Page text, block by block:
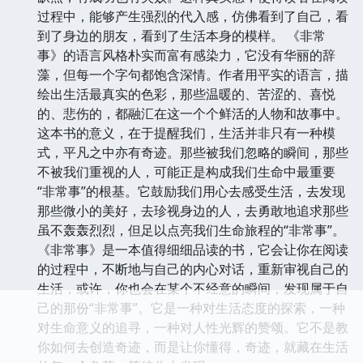
过程中，能够产生强烈的代入感，仿佛看到了自己，看
到了身边的朋友，看到了生活本身的模样。 《非常
事》的语言风格朴实而富有感染力，它没有华丽的辞
藻，但每一个字句都饱含深情。作者用平实的语言，描
绘出生活最真实的色彩，那些温暖的、苦涩的、喜悦
的、悲伤的，都融汇在这一个个鲜活的人物和故事中。
这本书的意义，在于提醒我们，生活并非只有一种模
式，平凡之中亦有奇迹。那些被我们忽略的瞬间，那些
不被我们重视的人，可能正是构成我们生命中最重要
“非常事”的根基。它鼓励我们用心去感受生活，去发现
那些微小的美好，去珍视身边的人，去勇敢地追求那些
虽不轰轰烈烈，但足以点亮我们生命旅程的“非常事”。
《非常事》是一本值得细细品读的书，它会让你在阅读
的过程中，不断地与自己的内心对话，重新审视自己的
生活，或许，你也会在某个不经意的瞬间，发现属于自
己的那份“非常事”。它是一种对生活态度的探索，一种
对生命意义的追寻，一种对人性光辉的赞颂。它不是教
你如何去创造奇迹，而是让你懂得，奇迹，就藏在生活